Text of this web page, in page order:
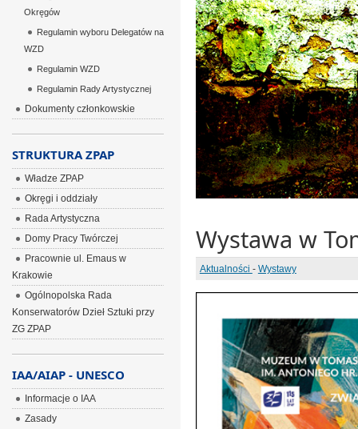
Wystawa w
Aktualności - Wystawy
Okręgów
Regulamin wyboru Delegatów na
WZD
Regulamin WZD
Regulamin Rady Artystycznej
Dokumenty członkowskie
STRUKTURA ZPAP
Władze ZPAP
Okręgi i oddziały
Rada Artystyczna
Domy Pracy Twórczej
Pracownie ul. Emaus w
Krakowie
Ogólnopolska Rada
Konserwatorów Dzieł Sztuki przy
ZG ZPAP
IAA/AIAP - UNESCO
Informacje o IAA
Zasady